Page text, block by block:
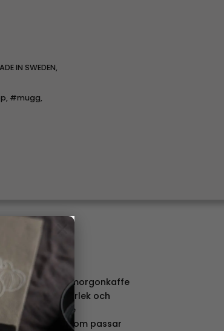
×
IN SWEDEN,
, #mugg,
perfekt för din morgonkaffe
lagom stora storlek och
favorit för både
mugg som passar